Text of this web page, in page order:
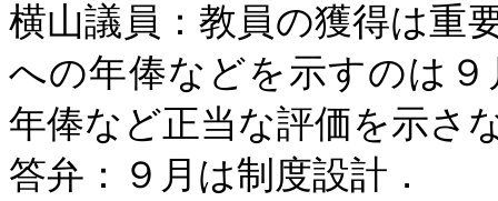
横山議員：教員の獲得は重
への年俸などを示すのは
年俸など正当な評価を示さ
答弁：９月は制度設計．